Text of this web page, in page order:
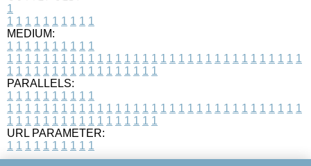
1
1 1 1 1 1 1 1 1 1 1
MEDIUM:
1 1 1 1 1 1 1 1 1 1
1 1 1 1 1 1 1 1 1 1 1 1 1 1 1 1 1 1 1 1 1 1 1 1 1 1 1 1 1 1 1 1 1
1 1 1 1 1 1 1 1 1 1 1 1 1 1 1 1 1
PARALLELS:
1 1 1 1 1 1 1 1 1 1
1 1 1 1 1 1 1 1 1 1 1 1 1 1 1 1 1 1 1 1 1 1 1 1 1 1 1 1 1 1 1 1 1
1 1 1 1 1 1 1 1 1 1 1 1 1 1 1 1 1
URL PARAMETER:
1 1 1 1 1 1 1 1 1 1